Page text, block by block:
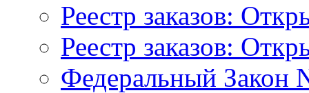
Реестр заказов:
Реестр заказов:
Федеральный Закон